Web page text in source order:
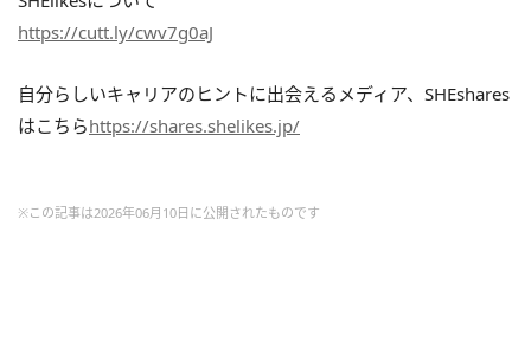
https://cutt.ly/cwv7g0aJ
自分らしいキャリアのヒントに出会えるメディア、SHEshares
はこちらhttps://shares.shelikes.jp/
※この記事は2026年06月10日に公開されたものです